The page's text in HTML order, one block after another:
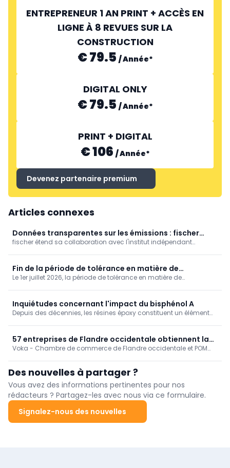
ENTREPRENEUR 1 AN PRINT + ACCÈS EN
LIGNE À 8 REVUES SUR LA
CONSTRUCTION
€ 79.5 /Année*
DIGITAL ONLY
€ 79.5 /Année*
PRINT + DIGITAL
€ 106 /Année*
Devenez partenaire premium
Articles connexes
Données transparentes sur les émissions : fischer
bouwchemie obtient la certification SHI
fischer étend sa collaboration avec l'institut indépendant
données SHI. Les concepteurs et les maîtres d'ouvrage disposent
ainsi de données transparentes sur les émissions, ce qui simplifie
la planification et la rédaction des cahiers des charges, tout en
améliorant la qualité de l'air intérieur.
Fin de la période de tolérance en matière de
responsabilité en chaîne en cas d'emploi illégal
Le 1er juillet 2026, la période de tolérance en matière de
respectent pas les conditions requises.
Inquiétudes concernant l'impact du bisphénol A
Depuis des décennies, les résines époxy constituent un élément
exigeantes. Elles sont en effet particulièrement résistantes et
durables. Mais parallèlement, les inquiétudes grandissent quant
dans ces résines.
57 entreprises de Flandre occidentale obtiennent la
Charte Voka pour l'entrepreneuriat durable
Voka - Chambre de commerce de Flandre occidentale et POM
d'accompagnement « Voka Charter Duurzaam Ondernemen »
(VCDO)
Des nouvelles à partager ?
Vous avez des informations pertinentes pour nos
rédacteurs ? Partagez-les avec nous via ce formulaire.
Signalez-nous des nouvelles